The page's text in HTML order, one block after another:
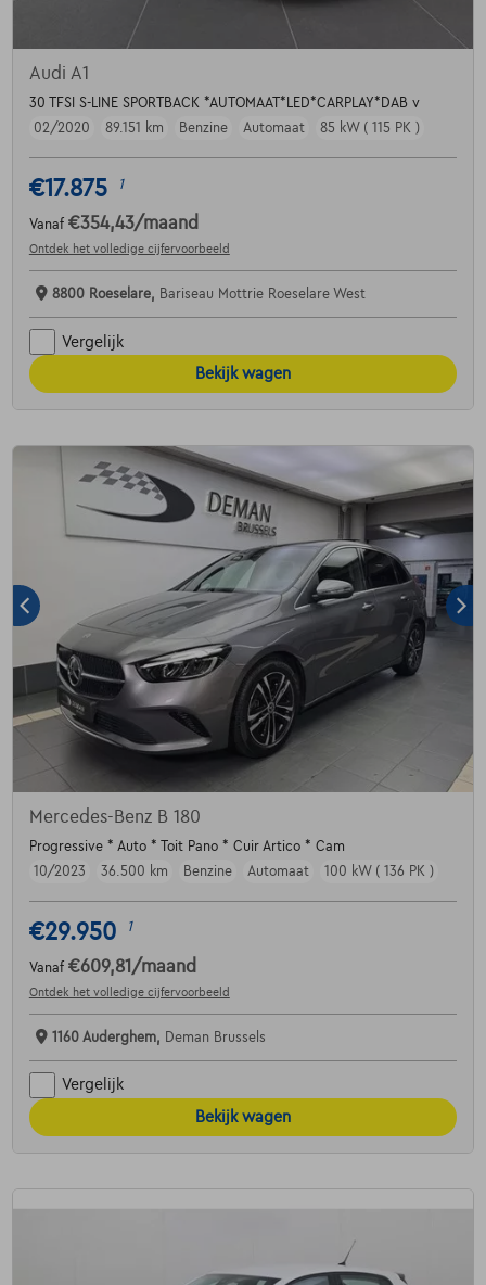
Audi A1
30 TFSI S-LINE SPORTBACK *AUTOMAAT*LED*CARPLAY*DAB v
02/2020
89.151 km Benzine Automaat 85 kW ( 115 PK )
€17.875 1
Vanaf €354,43/maand
Ontdek het volledige cijfervoorbeeld
8800 Roeselare, Bariseau Mottrie Roeselare West
Vergelijk
Bekijk wagen
Mercedes-Benz B 180
Progressive * Auto * Toit Pano * Cuir Artico * Cam
10/2023
36.500 km Benzine Automaat 100 kW ( 136 PK )
€29.950 1
Vanaf €609,81 /maand
Ontdek het volledige cijfervoorbeeld
1160 Auderghem, Deman Brussels
Vergelijk
Bekijk wagen